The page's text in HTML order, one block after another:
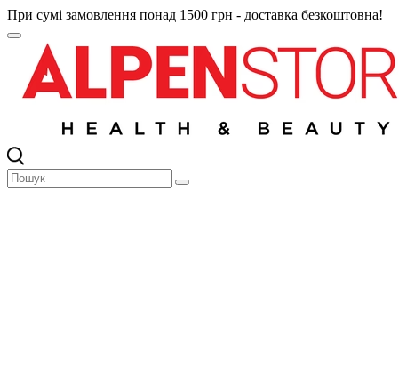
При сумі замовлення понад 1500 грн - доставка безкоштовна!